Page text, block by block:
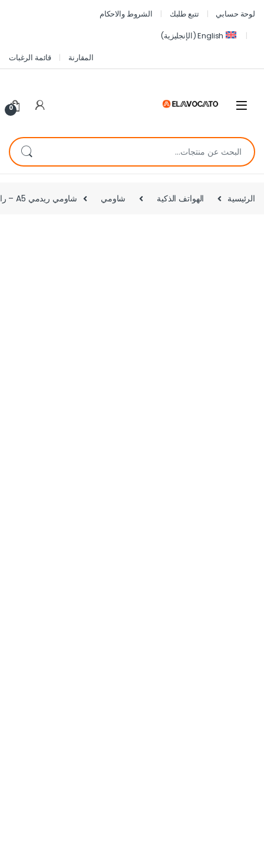
لوحة حسابي تتبع طلبك
الشروط والاحكام
English
(الإنجليزية)
المقارنة
قائمة الرغبات
0
الرئيسية الهواتف الذكية شاومي شاومي ريدمي A5 – رام 4 جيجا – مساحة 128 جيجا – اسود